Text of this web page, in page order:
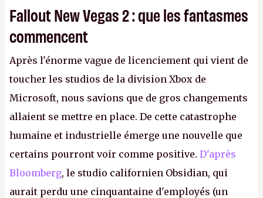
Fallout New Vegas 2 : que les fantasmes
commencent
Après l'énorme vague de licenciement qui vient de
toucher les studios de la division Xbox de
Microsoft, nous savions que de gros changements
allaient se mettre en place. De cette catastrophe
humaine et industrielle émerge une nouvelle que
certains pourront voir comme positive. D'après
Bloomberg, le studio californien Obsidian, qui
aurait perdu une cinquantaine d'employés (un